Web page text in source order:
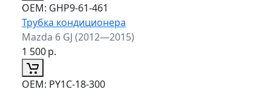
ОЕМ: GHP9-61-461
Трубка кондиционера
Mazda 6 GJ (2012—2015)
1 500р.
ОЕМ: PY1C-18-300